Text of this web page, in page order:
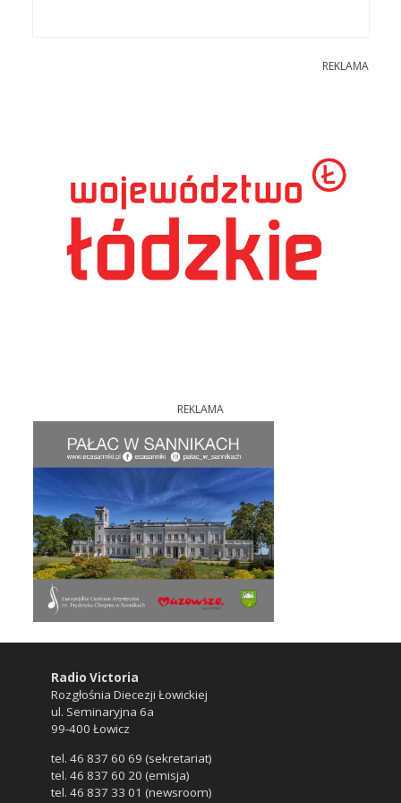
REKLAMA
REKLAMA
Radio Victoria
Rozgłośnia Diecezji Łowickiej
ul. Seminaryjna 6a
99-400 Łowicz
tel. 46 837 60 69 (sekretariat)
tel. 46 837 60 20 (emisja)
tel. 46 837 33 01 (newsroom)